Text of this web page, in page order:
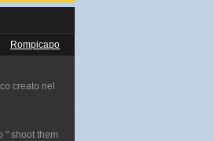
Rompicapo
creato nel
" shoot them